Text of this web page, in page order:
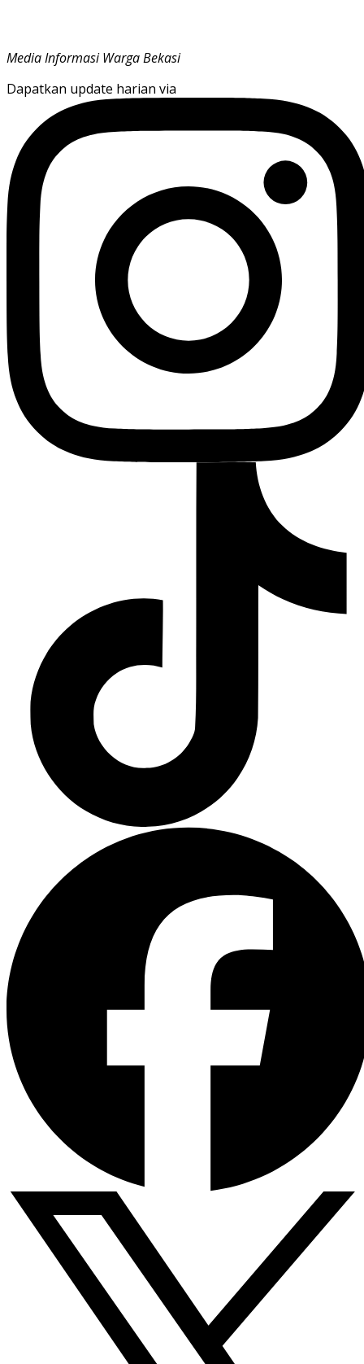
Media Informasi Warga Bekasi
Dapatkan update harian via